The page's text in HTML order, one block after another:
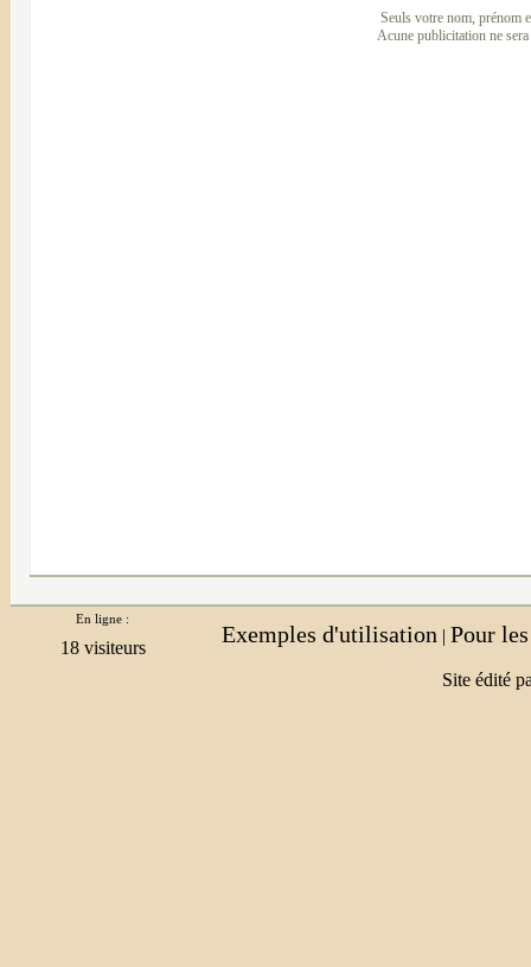
Seuls votre nom, prénom
Acune publicitation ne
En ligne :
Exemples d'utilisation | Pour
Site édité